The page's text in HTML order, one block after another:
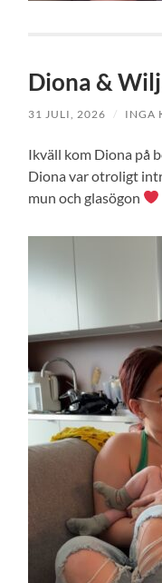
Diona &
31 JULI, 2026 / INGA
Ikväll kom Diona på
Diona var otroligt
mun och glasögon